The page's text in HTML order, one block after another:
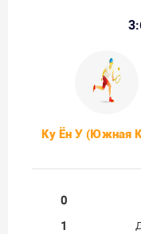
Ку Ён У (Южная
0
1